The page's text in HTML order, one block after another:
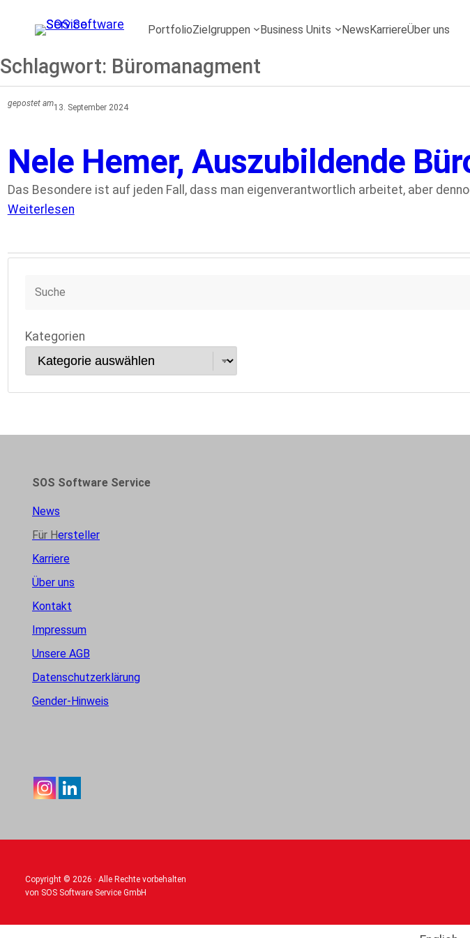
PortfolioZielgruppen Business Units NewsKarriereÜber uns
Schlagwort: Büromanagment
gepostet am13. September 2024
Nele Hemer, Auszubildende
Das Besondere ist auf jeden Fall, dass man eigenverantwortlich arbeitet, aber
Weiterlesen
Kategorien
SOS Software Service
News
Für Hersteller
Karriere
Über uns
Kontakt
Impressum
Unsere AGB
Datenschutzerklärung
Gender-Hinweis
Copyright © 2026 · Alle Rechte vorbehalten
von SOS Software Service GmbH